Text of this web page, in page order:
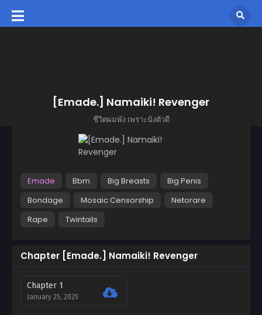
[Emade.] Namaiki! Revenger
ชีวิตผมพัง เพราะนังตัวดี
Emade Bbm Big Breasts
Big Penis
Bondage
Mosaic Censorship
Netorare
Rape
Twintails
Chapter [Emade.] Namaiki! Revenger
Chapter 1
January 25, 2025